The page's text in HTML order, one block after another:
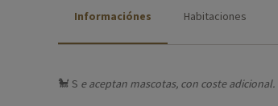
Informaciónes Habitaciones
🐩 S e aceptan mascotas, con coste adicional.